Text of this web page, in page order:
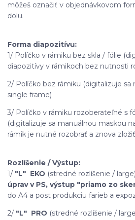
môžeš označiť v objednávkovom
dolu.
Forma diapozitívu:
1/ Políčko v rámiku bez skla / fólie
diapozitívy v rámikoch bez nutnosti
2/ Políčko bez rámiku (digitalizuje sa
single frame)
3/ Políčko v rámiku rozoberateľné s
(digitalizuje sa manuálnou maskou
rámik je nutné rozobrať a znova
Rozlíšenie / Výstup:
1/ "L" EKO (stredné rozlíšenie /
úprav v PS, výstup "priamo zo
do A4 a post produkciu farieb a
2/ "L" PRO (stredné rozlíšenie /